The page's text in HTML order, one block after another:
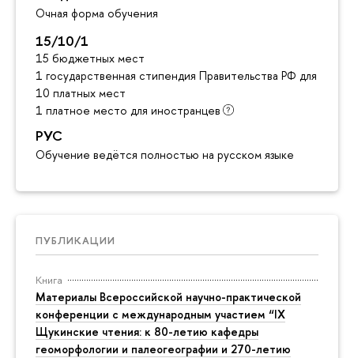
Очная форма обучения
15/10/1
15 бюджетных мест
1 государственная стипендия Правительства РФ для
10 платных мест
1 платное место для иностранцев
РУС
Обучение ведётся полностью на русском языке
ПУБЛИКАЦИИ
Книга
Материалы Всероссийской научно-практической
конференции с международным участием “IX
Щукинские чтения: к 80-летию кафедры
геоморфологии и палеогеографии и 270-летию